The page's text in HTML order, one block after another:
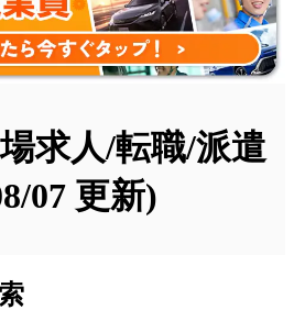
求人/転職/派遣
07 更新)